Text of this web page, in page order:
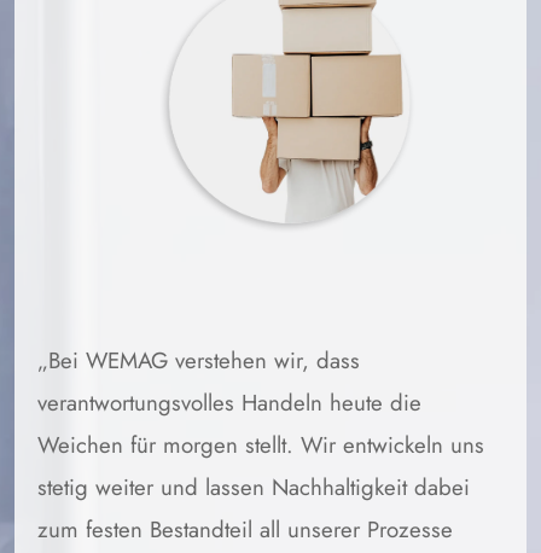
„Bei WEMAG verstehen wir, dass
verantwortungsvolles Handeln heute die
Weichen für morgen stellt. Wir entwickeln uns
stetig weiter und lassen Nachhaltigkeit dabei
zum festen Bestandteil all unserer Prozesse